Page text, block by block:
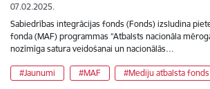
07.02.2025.
Sabiedrības integrācijas fonds (Fonds) izsludina
fonda (MAF) programmas “Atbalsts nacionāla
nozīmīga satura veidošanai un nacionālās…
#Jaunumi #MAF #Mediju atbalsta fonds